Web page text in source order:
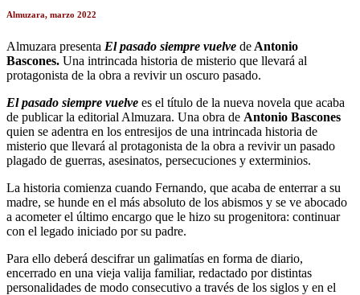
Almuzara, marzo 2022
Almuzara presenta El pasado siempre vuelve de Antonio
Bascones. Una intrincada historia de misterio que llevará al
protagonista de la obra a revivir un oscuro pasado.
El pasado siempre vuelve es el título de la nueva novela que acaba
de publicar la editorial Almuzara. Una obra de Antonio Bascones
quien se adentra en los entresijos de una intrincada historia de
misterio que llevará al protagonista de la obra a revivir un pasado
plagado de guerras, asesinatos, persecuciones y exterminios.
La historia comienza cuando Fernando, que acaba de enterrar a su
madre, se hunde en el más absoluto de los abismos y se ve abocado
a acometer el último encargo que le hizo su progenitora: continuar
con el legado iniciado por su padre.
Para ello deberá descifrar un galimatías en forma de diario,
encerrado en una vieja valija familiar, redactado por distintas
personalidades de modo consecutivo a través de los siglos y en el